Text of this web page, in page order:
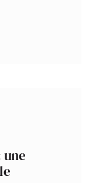
une